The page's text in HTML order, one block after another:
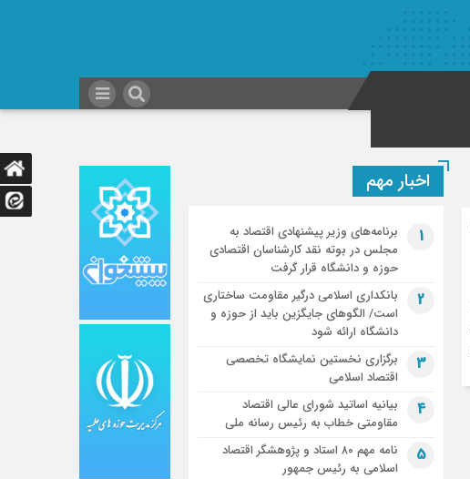
اخبار مهم
1
برنامه‌های وزیر پیشنهادی اقتصاد به
مجلس در بوته نقد کارشناسان اقتصادی
حوزه و دانشگاه قرار گرفت
2
بانکداری اسلامی درگیر مقاومت ساختاری
است/ الگوهای جایگزین باید از حوزه و
دانشگاه ارائه شود
3
برگزاری نخستین نمایشگاه تخصصی
اقتصاد اسلامی
4
بیانیه اساتید شورای عالی اقتصاد
مقاومتی خطاب به رئیس رسانه ملی
5
نامه مهم ۸۰ استاد و پژوهشگر اقتصاد
اسلامی به رئیس جمهور